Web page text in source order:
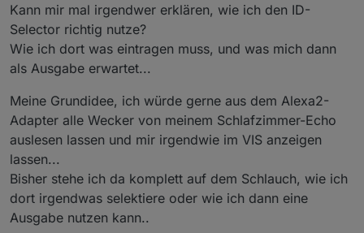
Kann mir mal irgendwer erklären, wie ich den ID-
Selector richtig nutze?
Wie ich dort was eintragen muss, und was mich dann
als Ausgabe erwartet...
Meine Grundidee, ich würde gerne aus dem Alexa2-
Adapter alle Wecker von meinem Schlafzimmer-Echo
auslesen lassen und mir irgendwie im VIS anzeigen
lassen...
Bisher stehe ich da komplett auf dem Schlauch, wie ich
dort irgendwas selektiere oder wie ich dann eine
Ausgabe nutzen kann..